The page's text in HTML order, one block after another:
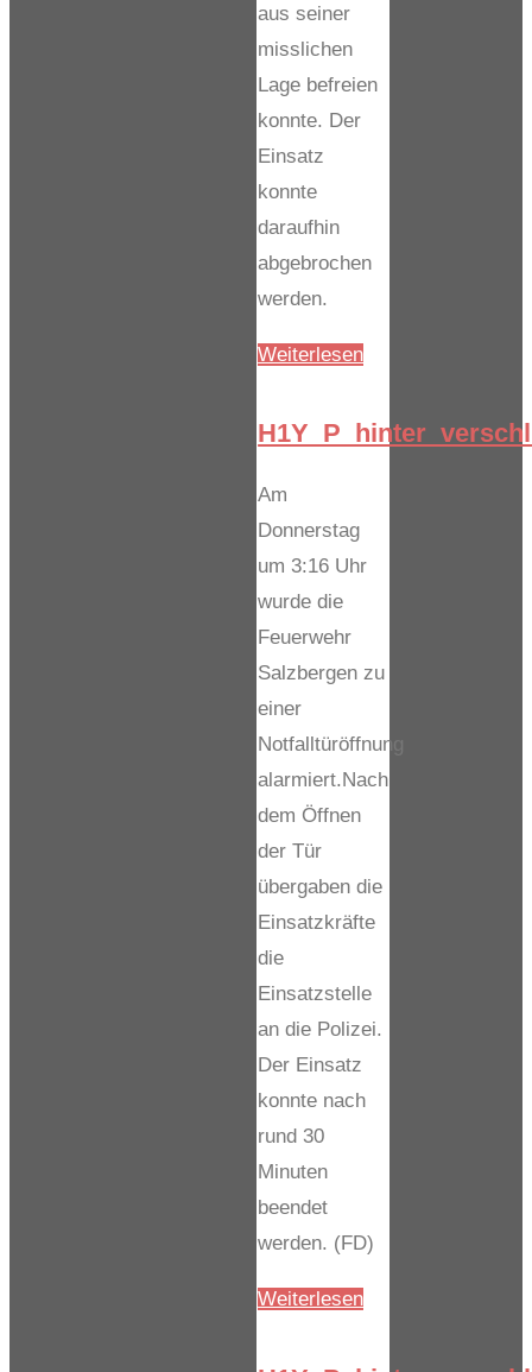
aus seiner
misslichen
Lage befreien
konnte. Der
Einsatz
konnte
daraufhin
abgebrochen
werden.
Weiterlesen"H1_Tier"
Am
Donnerstag
um 3:16 Uhr
wurde die
Feuerwehr
Salzbergen zu
einer
Notfalltüröffnung
alarmiert.Nach
dem Öffnen
der Tür
übergaben die
Einsatzkräfte
die
Einsatzstelle
an die Polizei.
Der Einsatz
konnte nach
rund 30
Minuten
beendet
werden. (FD)
Weiterlesen